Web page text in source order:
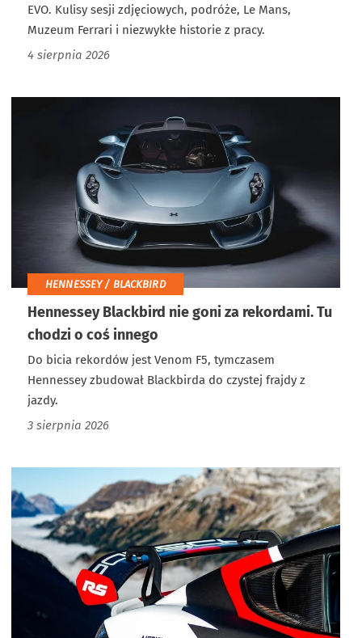
EVO. Kulisy sesji zdjęciowych, podróże, Le Mans,
Muzeum Ferrari i niezwykłe historie z pracy.
4 sierpnia 2026
HENNESSEY / BLACKBIRD
Hennessey Blackbird nie goni za rekordami. Tu
chodzi o coś innego
Do bicia rekordów jest Venom F5, tymczasem
Hennessey zbudował Blackbirda do czystej frajdy z
jazdy.
3 sierpnia 2026